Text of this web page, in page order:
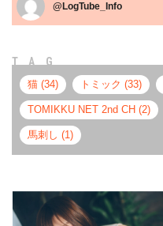
@LogTube_Info
TAG
猫 (34) トミック (33)
TOMIKKU NET 2nd CH (2)
馬刺し (1)